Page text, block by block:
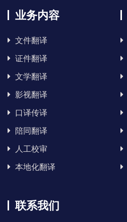
业务内容
文件翻译
证件翻译
文学翻译
影视翻译
口译传译
陪同翻译
人工校审
本地化翻译
联系我们